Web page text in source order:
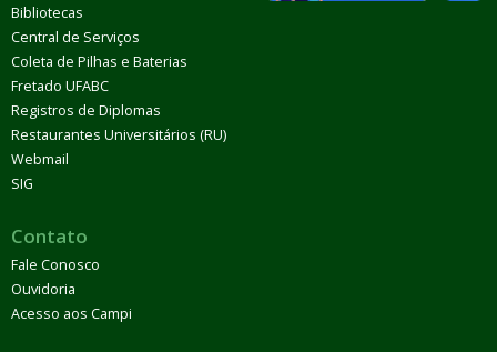
Bibliotecas
Central de Serviços
Coleta de Pilhas e Baterias
Fretado UFABC
Registros de Diplomas
Restaurantes Universitários (RU)
Webmail
SIG
Contato
Fale Conosco
Ouvidoria
Acesso aos Campi